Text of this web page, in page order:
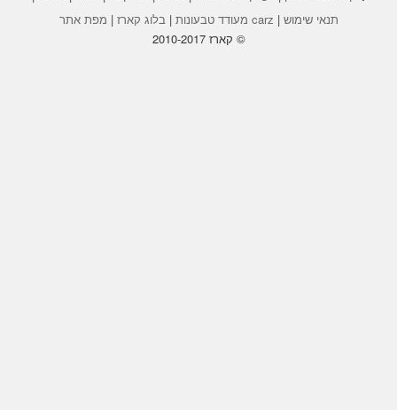
תנאי שימוש|carz מעודד טבעונות |בלוג קארז|מפת אתר
© קארז 2010-2017